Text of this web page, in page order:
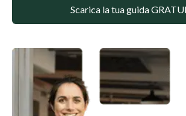
Scarica la tua guida